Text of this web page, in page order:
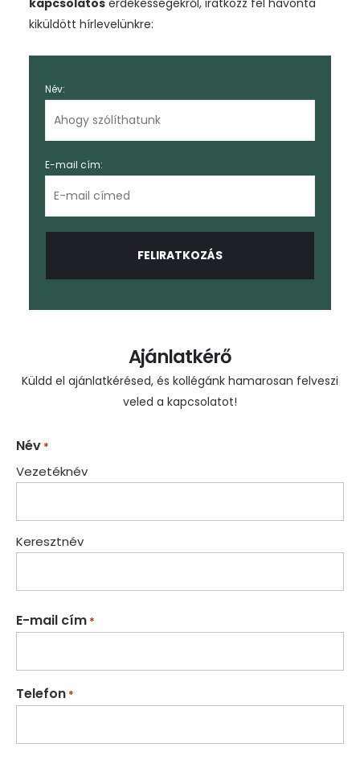
kapcsolatos érdekességekről, iratkozz fel havonta
kiküldött hírlevelünkre:
Név:
E-mail cím:
Ajánlatkérő
Küldd el ajánlatkérésed, és kollégánk hamarosan felveszi
veled a kapcsolatot!
Név *
Vezetéknév
Keresztnév
E-mail cím *
Telefon *